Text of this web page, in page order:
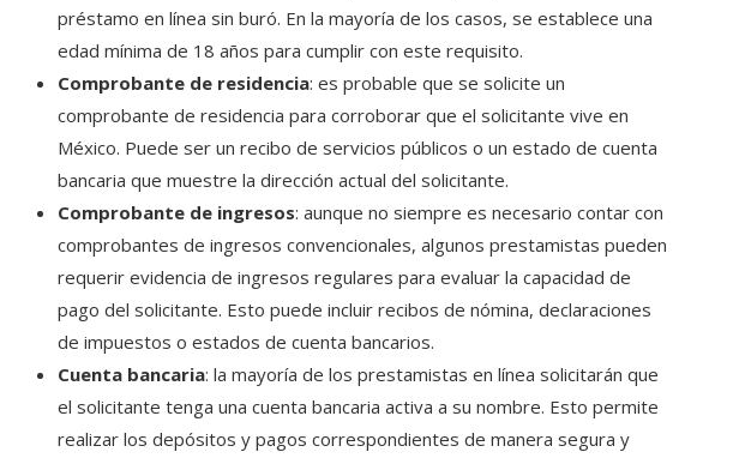
préstamo en línea sin buró. En la mayoría de los casos, se establece una
edad mínima de 18 años para cumplir con este requisito.
Comprobante de residencia: es probable que se solicite un
comprobante de residencia para corroborar que el solicitante vive en
México. Puede ser un recibo de servicios públicos o un estado de cuenta
bancaria que muestre la dirección actual del solicitante.
Comprobante de ingresos: aunque no siempre es necesario contar con
comprobantes de ingresos convencionales, algunos prestamistas pueden
requerir evidencia de ingresos regulares para evaluar la capacidad de
pago del solicitante. Esto puede incluir recibos de nómina, declaraciones
de impuestos o estados de cuenta bancarios.
Cuenta bancaria: la mayoría de los prestamistas en línea solicitarán que
el solicitante tenga una cuenta bancaria activa a su nombre. Esto permite
realizar los depósitos y pagos correspondientes de manera segura y